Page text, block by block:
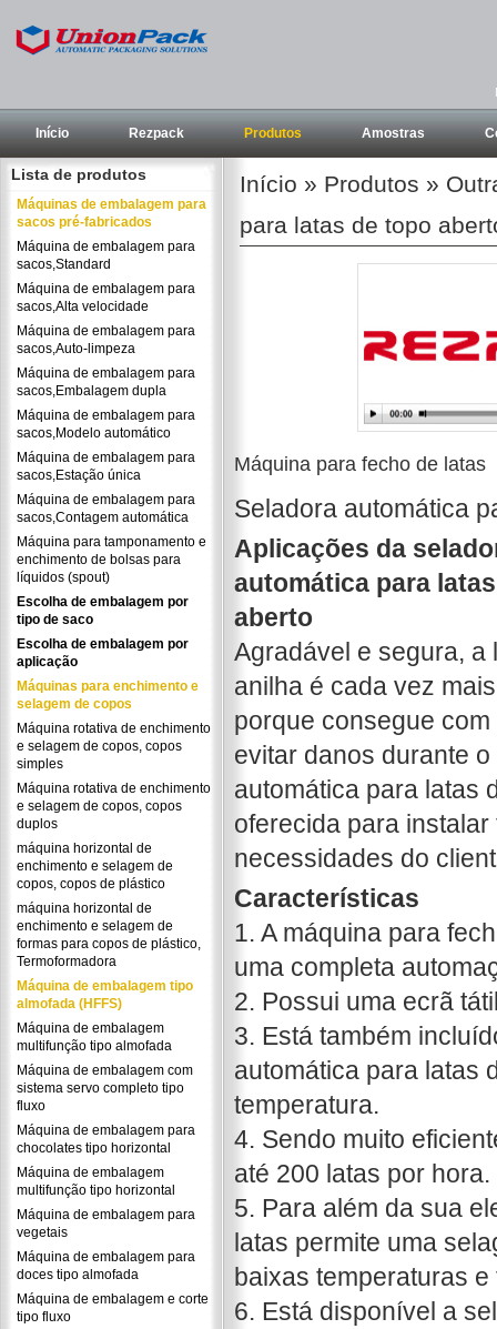
Início Rezpack Produtos Amostras
Lista de produtos
Máquinas de embalagem para
sacos pré-fabricados
Máquina de embalagem para
sacos,Standard
Máquina de embalagem para
sacos,Alta velocidade
Máquina de embalagem para
sacos,Auto-limpeza
Máquina de embalagem para
sacos,Embalagem dupla
Máquina de embalagem para
sacos,Modelo automático
Máquina de embalagem para
sacos,Estação única
Máquina de embalagem para
sacos,Contagem automática
Máquina para tamponamento e
enchimento de bolsas para
líquidos (spout)
Escolha de embalagem por
tipo de saco
Escolha de embalagem por
aplicação
Máquinas para enchimento e
selagem de copos
Máquina rotativa de enchimento
e selagem de copos, copos
simples
Máquina rotativa de enchimento
e selagem de copos, copos
duplos
máquina horizontal de
enchimento e selagem de
copos, copos de plástico
máquina horizontal de
enchimento e selagem de
formas para copos de plástico,
Termoformadora
Máquina de embalagem tipo
almofada (HFFS)
Máquina de embalagem
multifunção tipo almofada
Máquina de embalagem com
sistema servo completo tipo
fluxo
Máquina de embalagem para
chocolates tipo horizontal
Máquina de embalagem
multifunção tipo horizontal
Máquina de embalagem para
vegetais
Máquina de embalagem para
doces tipo almofada
Máquina de embalagem e corte
tipo fluxo
Início » Produtos »
para latas de topo
Máquina para fecho de latas
Seladora automática
Aplicações da
automática para
aberto
Agradável e segura, a
anilha é cada vez
porque consegue com
evitar danos durante
automática para latas
oferecida para
necessidades do
Características
1. A máquina para
uma completa
2. Possui uma ecrã
3. Está também
automática para latas
temperatura.
4. Sendo muito
até 200 latas por hora.
5. Para além da sua
latas permite uma
baixas temperaturas
6. Está disponível a